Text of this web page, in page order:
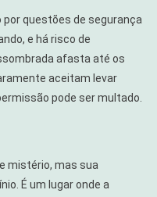
por questões de segurança
e há risco de
afasta até os
aceitam levar
pode ser multado.
mistério, mas sua
É um lugar onde a